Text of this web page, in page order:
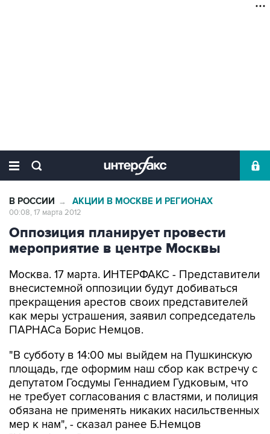
В РОССИИ → АКЦИИ В МОСКВЕ И РЕГИОНАХ
00:08, 17 марта 2012
Оппозиция планирует провести
мероприятие в центре Москвы
Москва. 17 марта. ИНТЕРФАКС - Представители
внесистемной оппозиции будут добиваться
прекращения арестов своих представителей
как меры устрашения, заявил сопредседатель
ПАРНАСа Борис Немцов.
"В субботу в 14:00 мы выйдем на Пушкинскую
площадь, где оформим наш сбор как встречу с
депутатом Госдумы Геннадием Гудковым, что
не требует согласования с властями, и полиция
обязана не применять никаких насильственных
мер к нам", - сказал ранее Б.Немцов